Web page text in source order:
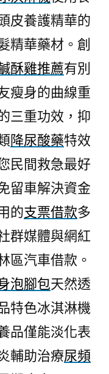
皮養護精華的
精華藥材。創
酥雞推薦有別
瘦身的曲線重
三重功效，抑
降尿酸藥特效
民間救急最好
留車解決資金
的支票借款多
群媒體與網紅
區汽車借款。
泡腳包天然透
特色冰淇淋機
品僅能淡化表
輔助治療尿頻